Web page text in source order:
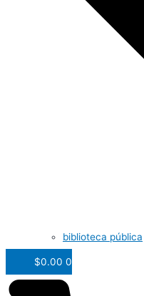
biblioteca pública
$0.00 0